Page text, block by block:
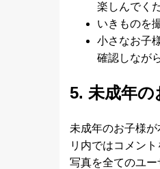
楽しんでく
いきものを
小さなお子
確認しなが
5. 未成年の
未成年のお子様
リ内ではコメン
写真を全てのユ